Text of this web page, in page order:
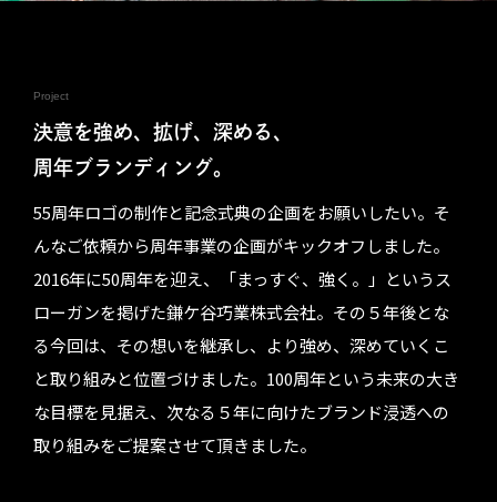
Project
決意を強め、拡げ、深める、
周年ブランディング。
55周年ロゴの制作と記念式典の企画をお願いしたい。そ
んなご依頼から周年事業の企画がキックオフしました。
2016年に50周年を迎え、「まっすぐ、強く。」というス
ローガンを掲げた鎌ケ谷巧業株式会社。その５年後とな
る今回は、その想いを継承し、より強め、深めていくこ
と取り組みと位置づけました。100周年という未来の大き
な目標を見据え、次なる５年に向けたブランド浸透への
取り組みをご提案させて頂きました。